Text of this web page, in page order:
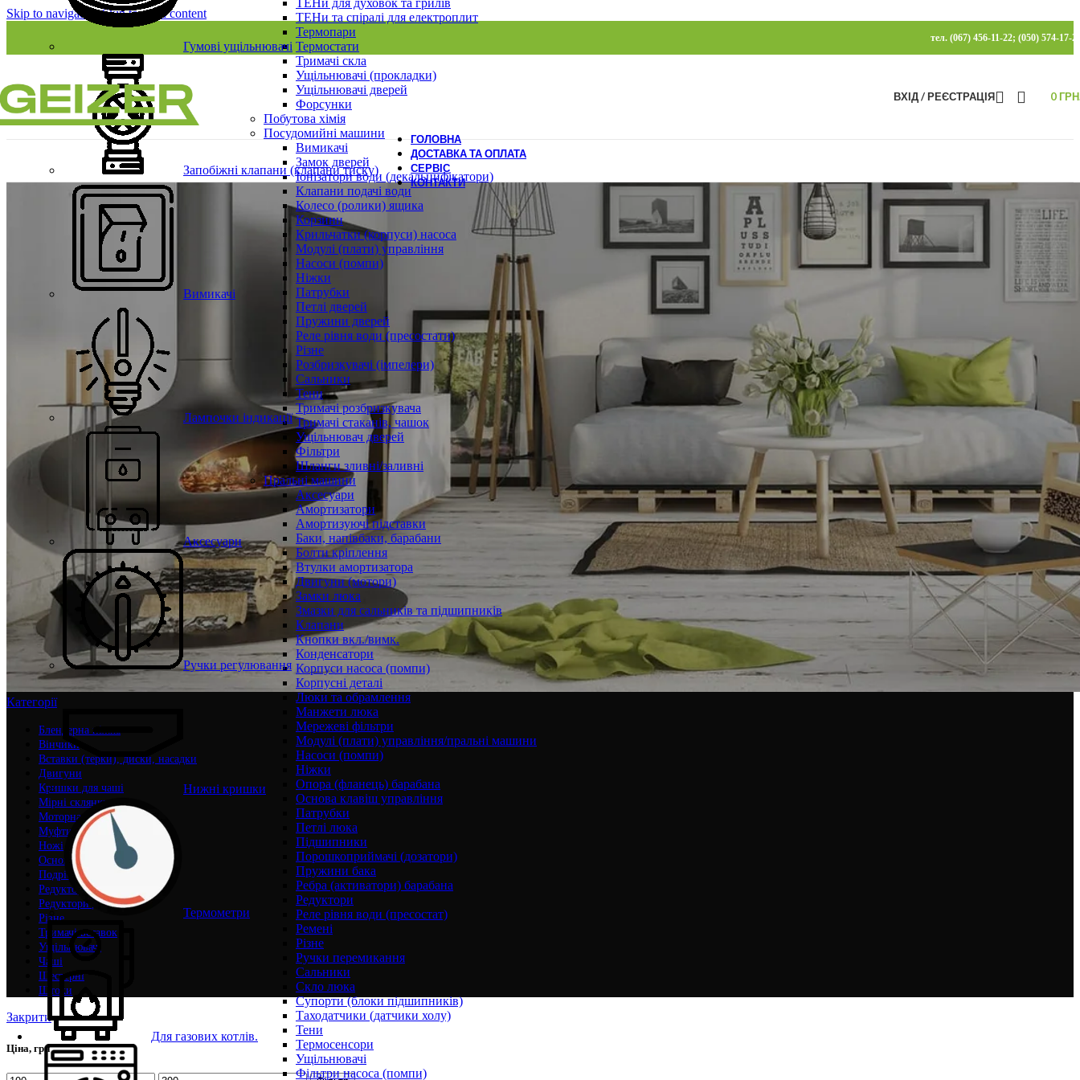
Skip to navigationSkip to main content
тел. (067) 456-11-22; (050) 574-17-
ТЕНи та спіралі для електроплит
Термопари
Термостати
Тримачі скла
Ущільнювачі (прокладки)
Ущільнювачі дверей
Форсунки
Побутова хімія
Посудомийні машини
Вимикачі
Замок дверей
Іонізатори води (декальцифікатори)
Клапани подачі води
Колесо (ролики) ящика
Корзини
Крильчатки (корпуси) насоса
Модулі (плати) управління
Насоси (помпи)
Ніжки
Патрубки
Петлі дверей
Пружини дверей
Реле рівня води (пресостати)
Різне
Розбризкувачі (імпелери)
Сальники
Тени
Тримачі розбризкувача
Тримачі стаканів, чашок
Ущільнювач дверей
Фільтри
Шланги зливні/заливні
Пральні машини
Аксесуари
Амортизатори
Амортизуючі підставки
Баки, напівбаки, барабани
Болти кріплення
Втулки амортизатора
Двигуни (мотори)
Замки люка
Змазки для сальників та підшипників
Клапани
Кнопки вкл./вимк.
Конденсатори
Корпуси насоса (помпи)
Корпусні деталі
Люки та обрамлення
Манжети люка
Мережеві фільтри
Модулі (плати) управління/пральні машини
Насоси (помпи)
Ніжки
Опора (фланець) барабана
Основа клавіш управління
Патрубки
Петлі люка
Підшипники
Порошкоприймачі (дозатори)
Пружини бака
Ребра (активатори) барабана
Редуктори
Реле рівня води (пресостат)
Ремені
Різне
Ручки перемикання
Сальники
Скло люка
Супорти (блоки підшипників)
Таходатчики (датчики холу)
Тени
Термосенсори
Ущільнювачі
Фільтри насоса (помпи)
ВХІД / РЕЄСТРАЦІЯ 0
Гумові ущільнювачі
Запобіжні клапани (клапани тиску)
Вимикачі
Лампочки індикації
Аксесуари
Ручки регулювання
Нижні кришки
Термометри
Для газових котлів.
ГОЛОВНА
ДОСТАВКА ТА ОПЛАТА
СЕРВІС
КОНТАКТИ
Категорії
Блендерна ніжка
Вінчики
Вставки (терки), диски, насадки
Двигуни
Кришки для чаші
Мірні склянки
Моторна група
Муфти
Ножі
Основа чаші
Подрібнювачі
Редуктори для вінчика
Редуктори для чаші
Різне
Тримачі вставок
Ущільнювачі
Чаші
Шестерні
Штоки
Закрити
Ціна, грн